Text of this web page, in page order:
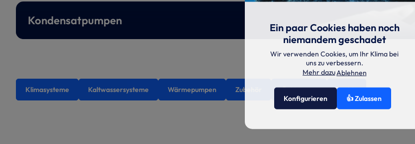
Kondensatpumpen
Klimasysteme Kaltwassersysteme Wärmepumpen Zubehör 🔔 Aktionen Archiv
Ein paar Cookies haben noch
niemandem geschadet
Wir verwenden Cookies, um Ihr Klima bei
uns zu verbessern.
Mehr dazuAblehnen
Konfigurieren 👍 Zulassen